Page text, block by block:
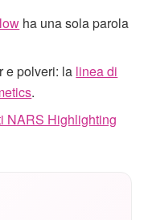
ha una sola parola
e polveri: la linea di
.
NARS Highlighting